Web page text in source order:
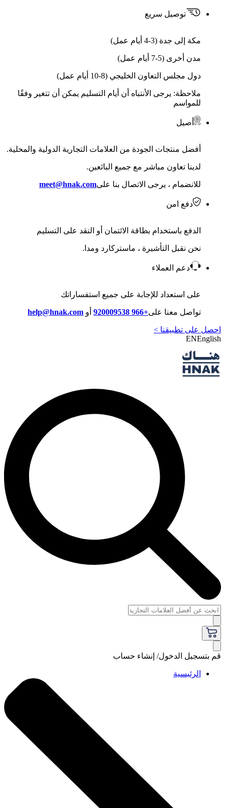
توصيل سريع
مكة إلى جدة (3-4 أيام عمل)
مدن أخرى (5-7 أيام عمل)
دول مجلس التعاون الخليجي (8-10 أيام عمل)
ملاحظة: يرجى الأنتباه أن أيام التسليم يمكن أن تتغير وفقًا
للمواسم
أصيل
أفضل منتجات الجودة من العلامات التجارية الدولية والمحلية.
لدينا تعاون مباشر مع جميع البائعين.
للانضمام ، يرجى الاتصال بنا علىmeet@hnak.com
دفع امن
الدفع باستخدام بطاقة الائتمان أو النقد على التسليم
نحن نقبل التأشيرة ، ماستركارد ومدا.
دعم العملاء
على استعداد للإجابة على جميع استفساراتك
تواصل معنا على+966 920009538 أو help@hnak.com
احصل على تطبيقنا >
ENEnglish
قم بتسجيل الدخول/ إنشاء حساب
الرئيسية